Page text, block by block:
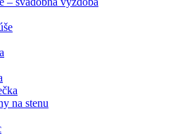
na stenu